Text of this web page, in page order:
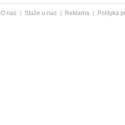
O nas Staże u nas Reklama
Polityka